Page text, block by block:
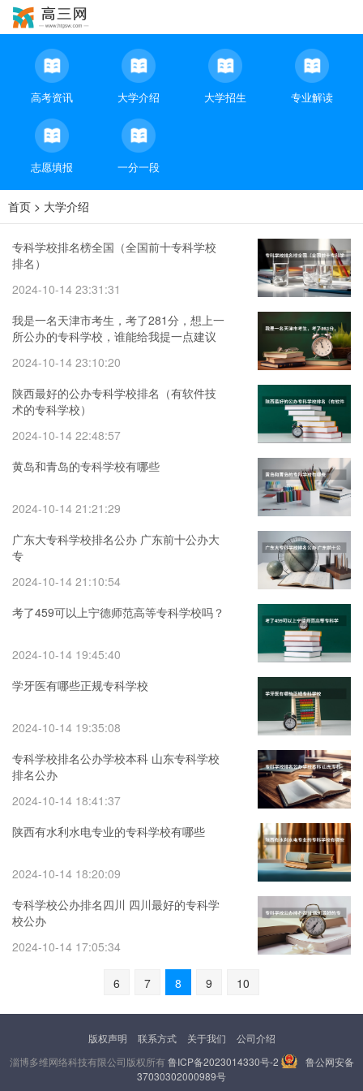
高考资讯 大学介绍 大学招生 专业解读
志愿填报 一分一段
首页 > 大学介绍
专科学校排名榜全国（全国前十专科学校
排名）
2024-10-14 23:31:31
我是一名天津市考生，考了281分，想上一
所公办的专科学校，谁能给我提一点建议
2024-10-14 23:10:20
陕西最好的公办专科学校排名（有软件技
术的专科学校）
2024-10-14 22:48:57
黄岛和青岛的专科学校有哪些
2024-10-14 21:21:29
广东大专科学校排名公办 广东前十公办大
专
2024-10-14 21:10:54
考了459可以上宁德师范高等专科学校吗？
2024-10-14 19:45:40
学牙医有哪些正规专科学校
2024-10-14 19:35:08
专科学校排名公办学校本科 山东专科学校
排名公办
2024-10-14 18:41:37
陕西有水利水电专业的专科学校有哪些
2024-10-14 18:20:09
专科学校公办排名四川 四川最好的专科学
校公办
2024-10-14 17:05:34
6 7 8 9 10
版权声明 联系方式 关于我们
公司介绍
淄博多维网络科技有限公司版权所有鲁ICP备2023014330号-2
鲁公网安备
37030302000989号